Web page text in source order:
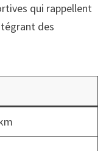
qui rappellent
des